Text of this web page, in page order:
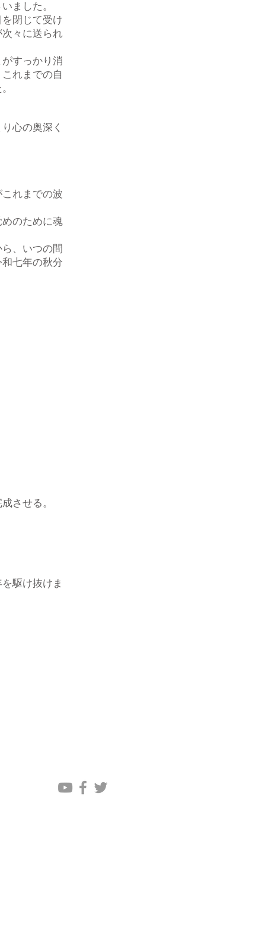
ました。
閉じて受け
々に送られ
すっかり消
れまでの自
心の奥深く
れまでの波
のために魂
、いつの間
七年の秋分
させる。
駆け抜けま